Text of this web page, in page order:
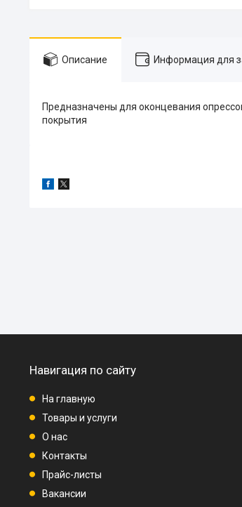
Описание Информация для
Предназначены для оконцевания
покрытия
Навигация по сайту
На главную
Товары и услуги
О нас
Контакты
Прайс-листы
Вакансии